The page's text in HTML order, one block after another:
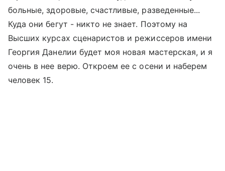
больные, здоровые, счастливые, разведенные...
Куда они бегут - никто не знает. Поэтому на
Высших курсах сценаристов и режиссеров имени
Георгия Данелии будет моя новая мастерская, и я
очень в нее верю. Откроем ее с осени и наберем
человек 15.